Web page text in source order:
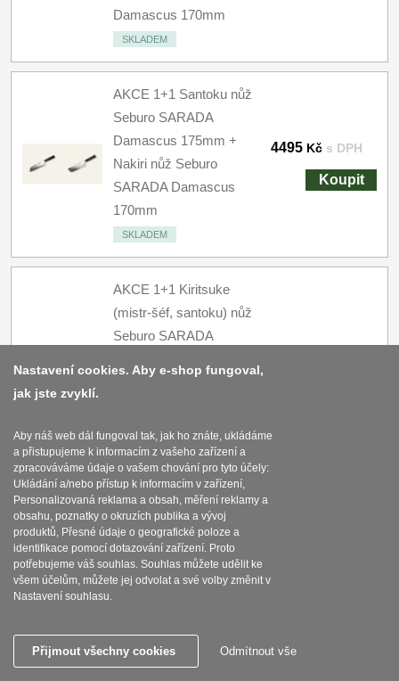
Damascus 170mm
SKLADEM
AKCE 1+1 Santoku nůž
Seburo SARADA
Damascus 175mm +
Nakiri nůž Seburo
SARADA Damascus
170mm
SKLADEM
4495 Kč s DPH
Koupit
AKCE 1+1 Kiritsuke
(mistr-šéf, santoku) nůž
Seburo SARADA
Nakiri nůž Seburo
170mm
SKLADEM
AKCE 1+1 Nakiri nůž
Seburo SARADA
Damascus 170mm +
Sekáček Seburo
SKLADEM
Nastavení cookies. Aby e-shop fungoval,
jak jste zvyklí.
Aby náš web dál fungoval tak, jak ho znáte, ukládáme
a přistupujeme k informacím z vašeho zařízení a
zpracováváme údaje o vašem chování pro tyto účely:
Ukládání a/nebo přístup k informacím v zařízení,
Personalizovaná reklama a obsah, měření reklamy a
obsahu, poznatky o okruzích publika a vývoj
produktů, Přesné údaje o geografické poloze a
identifikace pomocí dotazování zařízení. Proto
potřebujeme váš souhlas. Souhlas můžete udělit ke
všem účelům, můžete jej odvolat a své volby změnit v
Nastavení souhlasu.
Přijmout všechny cookies Odmítnout vše